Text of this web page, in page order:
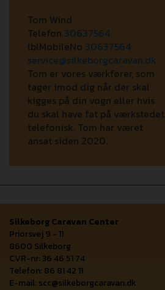
Tom Wind
Telefon 30637564
lblMobileNo 30637564
service@silkeborgcaravan.dk
Tom er vores værkfører, som
tager imod dig når der skal
kigges på din vogn eller hvis
du skal have fat på værkstedet
telefonisk. Tom har været
ansat siden 2020.
Silkeborg Caravan Center
Priorsvej 9 - 11
8600 Silkeborg
CVR-nr: 36 46 51 74
Telefon: 86 81 42 11
E-mail: scc@silkeborgcaravan.dk